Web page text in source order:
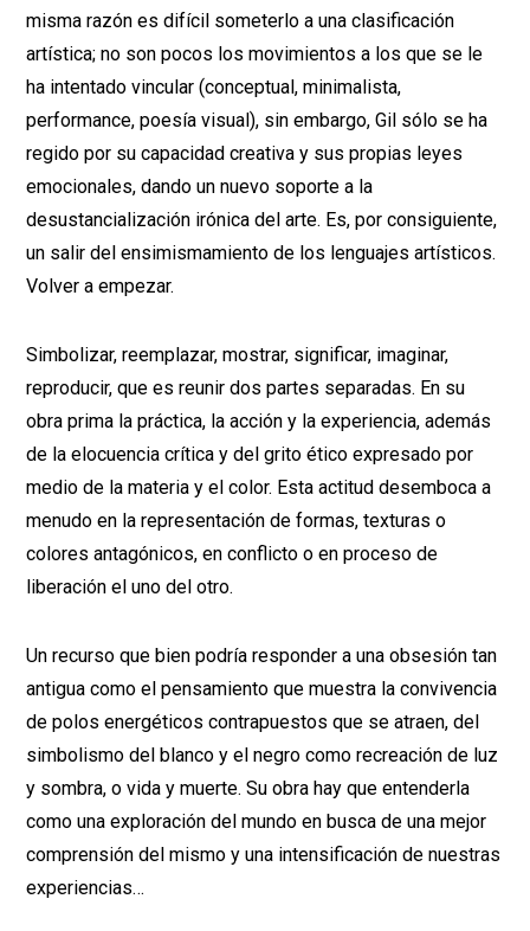
misma razón es difícil someterlo a una clasificación
artística; no son pocos los movimientos a los que se le
ha intentado vincular (conceptual, minimalista,
performance, poesía visual), sin embargo, Gil sólo se ha
regido por su capacidad creativa y sus propias leyes
emocionales, dando un nuevo soporte a la
desustancialización irónica del arte. Es, por consiguiente,
un salir del ensimismamiento de los lenguajes artísticos.
Volver a empezar.
Simbolizar, reemplazar, mostrar, significar, imaginar,
reproducir, que es reunir dos partes separadas. En su
obra prima la práctica, la acción y la experiencia, además
de la elocuencia crítica y del grito ético expresado por
medio de la materia y el color. Esta actitud desemboca a
menudo en la representación de formas, texturas o
colores antagónicos, en conflicto o en proceso de
liberación el uno del otro.
Un recurso que bien podría responder a una obsesión tan
antigua como el pensamiento que muestra la convivencia
de polos energéticos contrapuestos que se atraen, del
simbolismo del blanco y el negro como recreación de luz
y sombra, o vida y muerte. Su obra hay que entenderla
como una exploración del mundo en busca de una mejor
comprensión del mismo y una intensificación de nuestras
experiencias…